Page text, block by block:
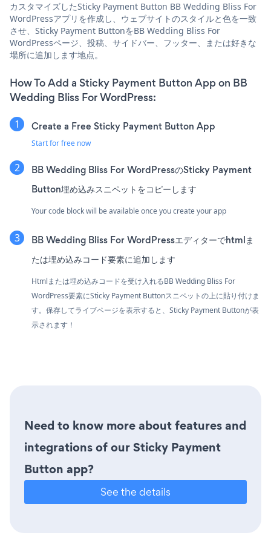
カスタマイズしたSticky Payment Button BB Wedding Bliss For
WordPressアプリを作成し、ウェブサイトのスタイルと色を一致
させ、Sticky Payment ButtonをBB Wedding Bliss For
WordPressページ、投稿、サイドバー、フッター、または好きな
場所に追加します地点。
How To Add a Sticky Payment Button App on BB
Wedding Bliss For WordPress:
Create a Free Sticky Payment Button App
Start for free now
BB Wedding Bliss For WordPressのSticky Payment
Button埋め込みスニペットをコピーします
Your code block will be available once you create your app
BB Wedding Bliss For WordPressエディターでhtmlま
たは埋め込みコード要素に追加します
Htmlまたは埋め込みコードを受け入れるBB Wedding Bliss For
WordPress要素にSticky Payment Buttonスニペットの上に貼り付けま
す。保存してライブページを表示すると、Sticky Payment Buttonが表
示されます！
Need to know more about features and
integrations of our Sticky Payment
Button app?
See the details